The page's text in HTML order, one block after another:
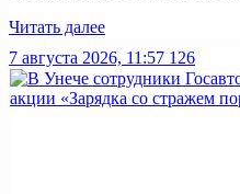
Читать далее
7 августа 2026, 11:57 126